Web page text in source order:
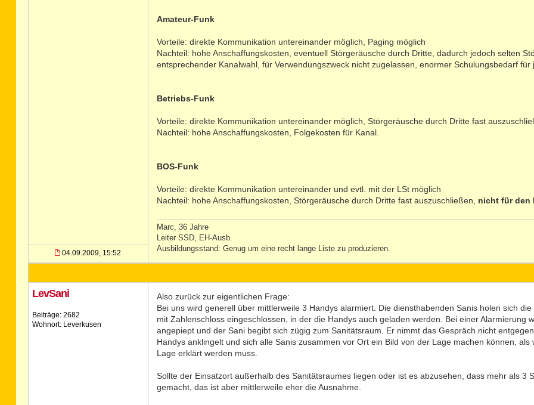
04.09.2009, 15:52
Amateur-Funk
Vorteile: direkte Kommunikation untereinander möglich, Paging möglich
Nachteil: hohe Anschaffungskosten, eventuell Störgeräusche durch Dritte, dadurch jedoch selten
entsprechender Kanalwahl, für Verwendungszweck nicht zugelassen, enormer Schulungsbedarf
Betriebs-Funk
Vorteile: direkte Kommunikation untereinander möglich, Störgeräusche durch Dritte fast
Nachteil: hohe Anschaffungskosten, Folgekosten für Kanal.
BOS-Funk
Vorteile: direkte Kommunikation untereinander und evtl. mit der LSt möglich
Nachteil: hohe Anschaffungskosten, Störgeräusche durch Dritte fast auszuschließen, nicht für den
Marc, 36 Jahre
Leiter SSD, EH-Ausb.
Ausbildungsstand: Genug um eine recht lange Liste zu produzieren.
LevSani
Beiträge: 2682
Wohnort: Leverkusen
Also zurück zur eigentlichen Frage:
Bei uns wird generell über mittlerweile 3 Handys alarmiert. Die diensthabenden Sanis holen sich
mit Zahlenschloss eingeschlossen, in der die Handys auch geladen werden. Bei einer Alarmierung
angepiept und der Sani begibt sich zügig zum Sanitätsraum. Er nimmt das Gespräch nicht
Handys anklingelt und sich alle Sanis zusammen vor Ort ein Bild von der Lage machen können,
Lage erklärt werden muss.
Sollte der Einsatzort außerhalb des Sanitätsraumes liegen oder ist es abzusehen, dass mehr als 3
gemacht, das ist aber mittlerweile eher die Ausnahme.